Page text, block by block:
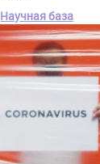
Научная база